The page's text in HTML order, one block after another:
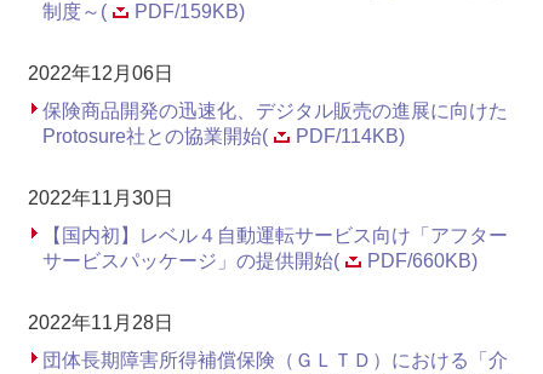
制度～(
PDF/159KB)
2022年12月06日
保険商品開発の迅速化、デジタル販売の進展に向けた
Protosure社との協業開始(
PDF/114KB)
2022年11月30日
【国内初】レベル４自動運転サービス向け「アフター
サービスパッケージ」の提供開始(
PDF/660KB)
2022年11月28日
団体長期障害所得補償保険（ＧＬＴＤ）における「介